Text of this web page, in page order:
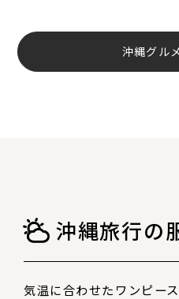
沖縄グル
沖縄旅行の
気温に合わせたワンピー